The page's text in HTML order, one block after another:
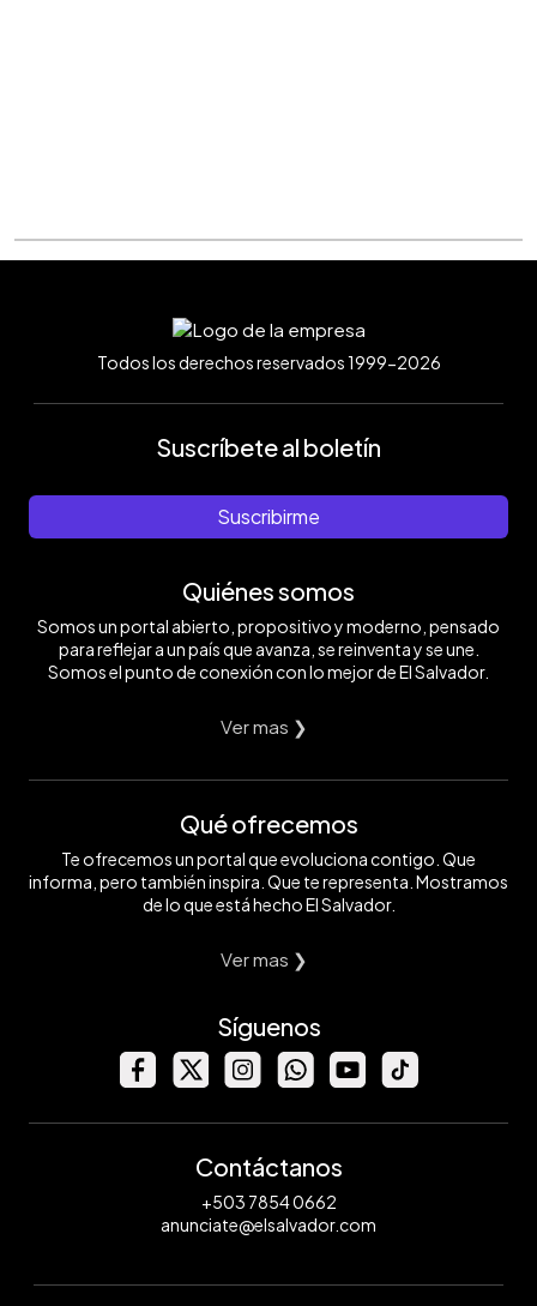
Todos los derechos reservados 1999-2026
Suscríbete al boletín
Suscribirme
Quiénes somos
Somos un portal abierto, propositivo y moderno, pensado
para reflejar a un país que avanza, se reinventa y se une.
Somos el punto de conexión con lo mejor de El Salvador.
Ver mas ❯
Qué ofrecemos
Te ofrecemos un portal que evoluciona contigo. Que
informa, pero también inspira. Que te representa. Mostramos
de lo que está hecho El Salvador.
Ver mas ❯
Síguenos
Contáctanos
+503 7854 0662
anunciate@elsalvador.com